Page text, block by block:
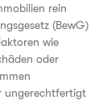
rein
(BewG)
wie
oder
ungerechtfertigt